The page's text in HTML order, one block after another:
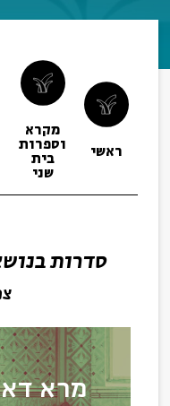
ראשי
מקרא
וספרות
בית
שני
סדרות
מרא